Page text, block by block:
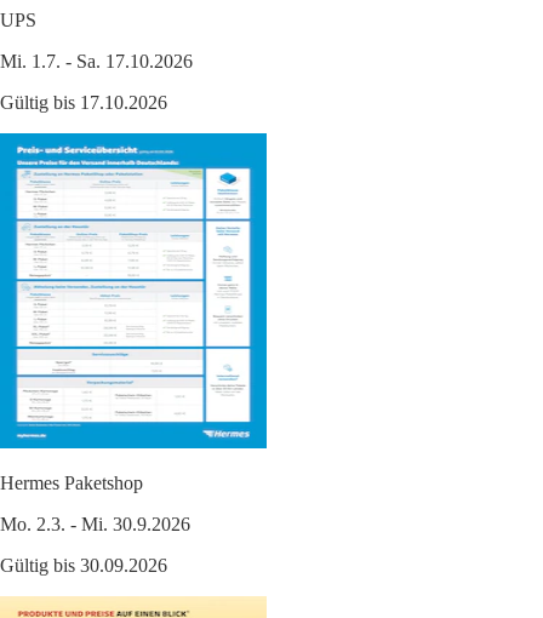
UPS
Mi. 1.7. - Sa. 17.10.2026
Gültig bis 17.10.2026
Hermes Paketshop
Mo. 2.3. - Mi. 30.9.2026
Gültig bis 30.09.2026